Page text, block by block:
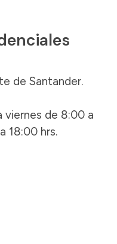
de Santander.
viernes de 8:00 a
18:00 hrs.